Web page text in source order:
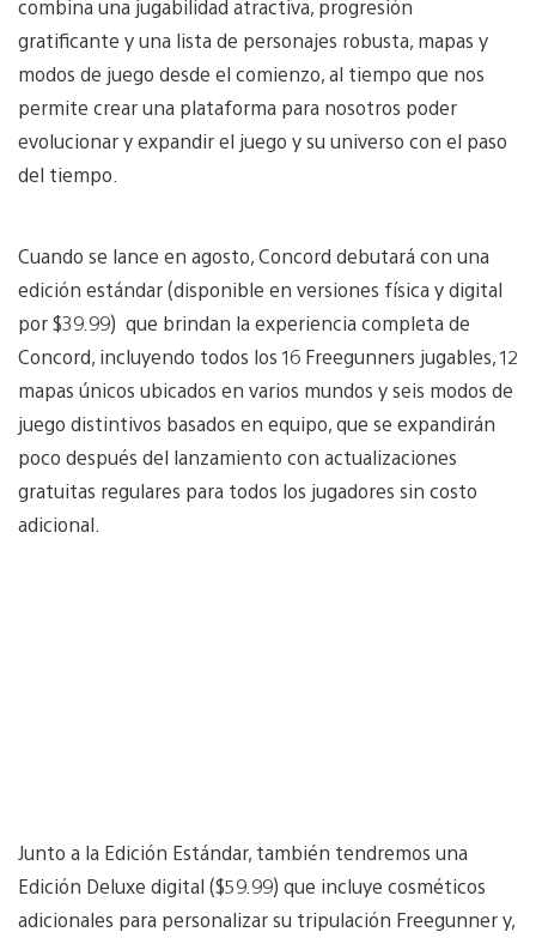
combina una jugabilidad atractiva, progresión
gratificante y una lista de personajes robusta, mapas y
modos de juego desde el comienzo, al tiempo que nos
permite crear una plataforma para nosotros poder
evolucionar y expandir el juego y su universo con el paso
del tiempo.
Cuando se lance en agosto, Concord debutará con una
edición estándar (disponible en versiones física y digital
por $39.99) que brindan la experiencia completa de
Concord, incluyendo todos los 16 Freegunners jugables, 12
mapas únicos ubicados en varios mundos y seis modos de
juego distintivos basados en equipo, que se expandirán
poco después del lanzamiento con actualizaciones
gratuitas regulares para todos los jugadores sin costo
adicional.
Junto a la Edición Estándar, también tendremos una
Edición Deluxe digital ($59.99) que incluye cosméticos
adicionales para personalizar su tripulación Freegunner y,